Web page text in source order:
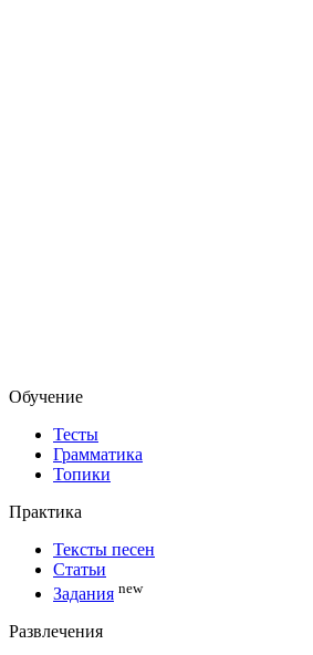
Обучение
Тесты
Грамматика
Топики
Практика
Тексты песен
Статьи
Задания new
Развлечения